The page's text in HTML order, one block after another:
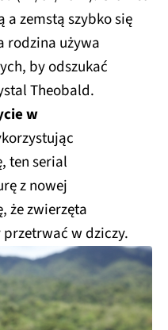
zemstą szybko się
rodzina używa
by odszukać
Theobald.
w
ten serial
z nowej
że zwierzęta
w dziczy.